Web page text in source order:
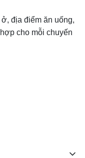
địa điểm ăn uống,
cho mỗi chuyến